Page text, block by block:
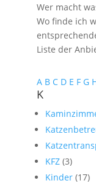
Wer macht
Wo finde ich
Liste der
A B C D E F G
K
KFZ (3)
Kinder (17)